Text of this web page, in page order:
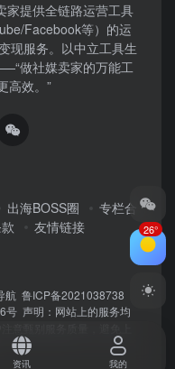
家提供全链路运营工具
Facebook等）​的运
现服务。以中立工具生
做社媒卖家的万能工
高效。”
出海BOSS圈
专栏合
友情链接
航 鲁ICP备2021038738
号 声明：网站上的服务均
26°
资讯 我的